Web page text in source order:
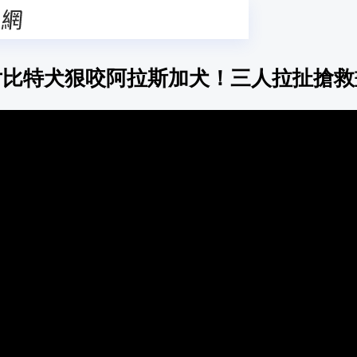
特犬狠咬阿拉斯加犬！三人拉扯搶